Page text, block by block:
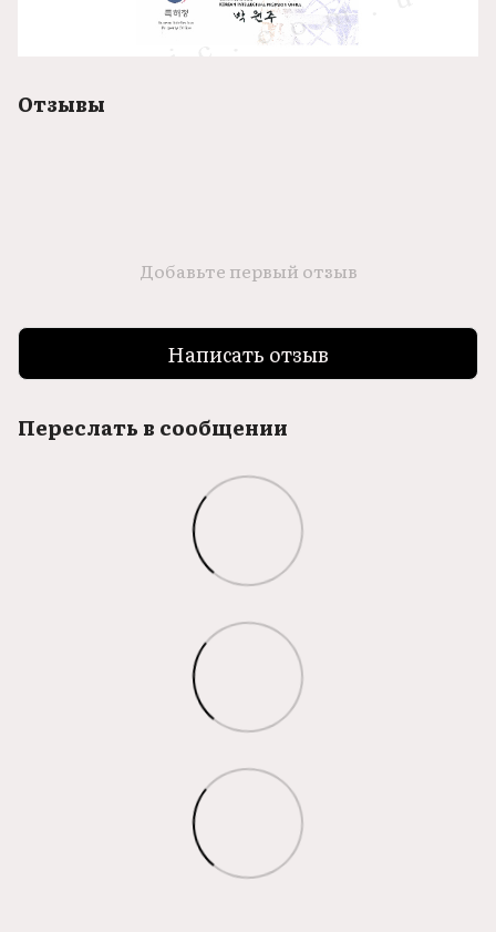
Отзывы
Добавьте первый отзыв
Написать отзыв
Переслать в сообщении